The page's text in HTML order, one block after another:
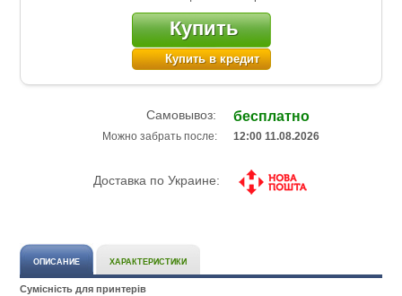
Купить
Купить в кредит
Самовывоз: бесплатно
Можно забрать после: 12:00 11.08.2026
Доставка по Украине:
ОПИСАНИЕ ХАРАКТЕРИСТИКИ
Сумісність для принтерів